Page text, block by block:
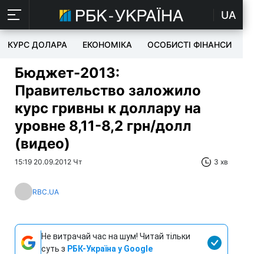
UA
КУРС ДОЛАРА ЕКОНОМІКА ОСОБИСТІ ФІНАНСИ
Бюджет-2013:
Правительство заложило
курс гривны к доллару на
уровне 8,11-8,2 грн/долл
(видео)
15:19 20.09.2012 Чт 3 хв
RBC.UA
Не витрачай час на шум! Читай тільки
суть з РБК-Україна у Google